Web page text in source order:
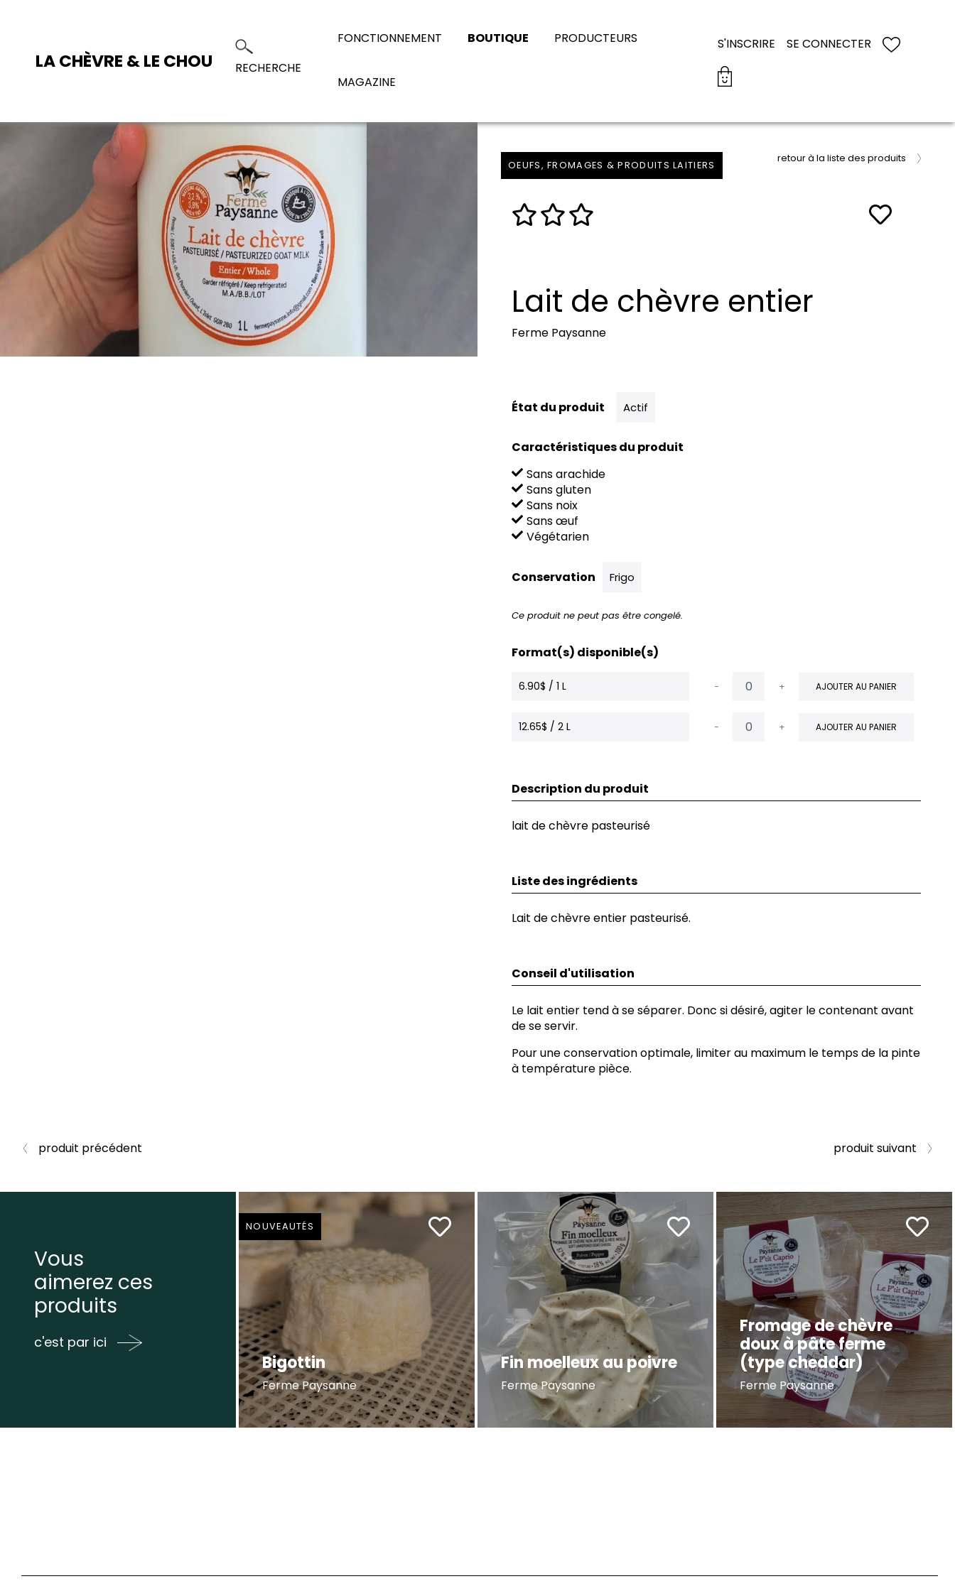
LA CHÈVRE & LE CHOU RECHERCHE
FONCTIONNEMENT BOUTIQUE PRODUCTEURS
MAGAZINE
S'INSCRIRE SE CONNECTER
OEUFS, FROMAGES & PRODUITS LAITIERS
retour à la liste des produits
Lait de chèvre entier
Ferme Paysanne
État du produit Actif
Caractéristiques du produit
Sans arachide
Sans gluten
Sans noix
Sans œuf
Végétarien
Conservation Frigo
Ce produit ne peut pas être congelé.
Format(s) disponible(s)
6.90$ / 1 L - + AJOUTER AU PANIER
12.65$ / 2 L - + AJOUTER AU PANIER
Description du produit
lait de chèvre pasteurisé
Liste des ingrédients
Lait de chèvre entier pasteurisé.
Conseil d'utilisation
Le lait entier tend à se séparer. Donc si désiré, agiter le contenant avant
de se servir.
Pour une conservation optimale, limiter au maximum le temps de la pinte
à température pièce.
produit précédent produit suivant
Vous
aimerez ces
produits
c'est par ici
NOUVEAUTÉS
Bigottin
Ferme Paysanne
Fin moelleux au poivre
Ferme Paysanne
Fromage de chèvre
doux à pâte ferme
(type cheddar)
Ferme Paysanne